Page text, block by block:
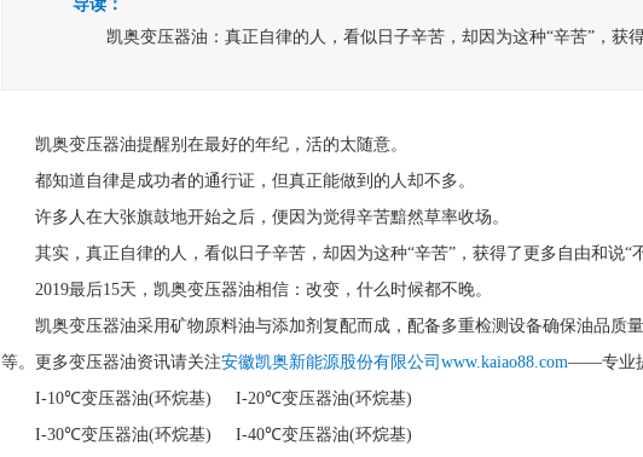
导读：
凯奥变压器油：真正自律的人，看似日子辛苦，却因为这种“辛苦”，获
凯奥变压器油提醒别在最好的年纪，活的太随意。
都知道自律是成功者的通行证，但真正能做到的人却不多。
许多人在大张旗鼓地开始之后，便因为觉得辛苦黯然草率收场。
其实，真正自律的人，看似日子辛苦，却因为这种“辛苦”，获得了更多自由和说“
2019最后15天，凯奥变压器油相信：改变，什么时候都不晚。
凯奥变压器油采用矿物原料油与添加剂复配而成，配备多重检测设备确保油品质
等。更多变压器油资讯请关注安徽凯奥新能源股份有限公司www.kaiao88.com——专业
I-10℃变压器油(环烷基) I-20℃变压器油(环烷基)
I-30℃变压器油(环烷基) I-40℃变压器油(环烷基)